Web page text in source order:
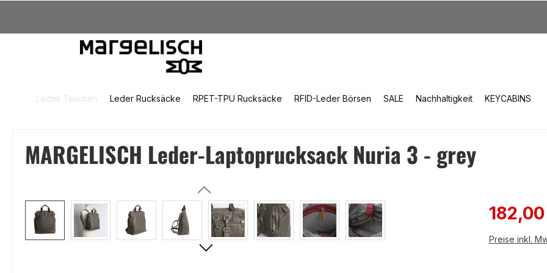
Leder Taschen Leder Rucksäcke RPET-TPU Rucksäcke RFID-Leder Börsen SALE Nachhaltigkeit KEYCABINS
MARGELISCH Leder-Laptoprucksack Nuria 3 - grey
Bildergalerie überspringen
Preise inkl.